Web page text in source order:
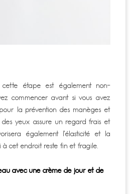
étape est également non-
commencer avant si vous avez
la prévention des manèges et
yeux assure un regard frais et
également l’élasticité et la
cet endroit reste fin et fragile.
avec une crème de jour et de